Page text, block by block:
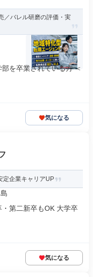
／バレル研磨の評価・実
を卒業されている方 ＜
気になる
企業キャリアUP
第二新卒もOK 大学卒
気になる